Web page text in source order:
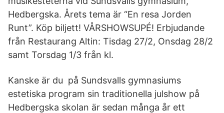
Hedbergska. Årets tema är “En resa Jorden
Runt”. Köp biljett! VÅRSHOWSUPÉ! Erbjudande
från Restaurang Altin: Tisdag 27/2, Onsdag 28/2
samt Torsdag 1/3 från kl.
Kanske är du på Sundsvalls gymnasiums
estetiska program sin traditionella julshow på
Hedbergska skolan är sedan många år ett